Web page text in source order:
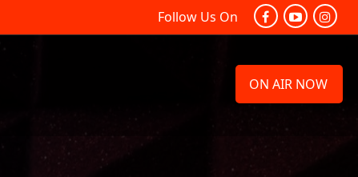
Follow Us On
ON AIR NOW